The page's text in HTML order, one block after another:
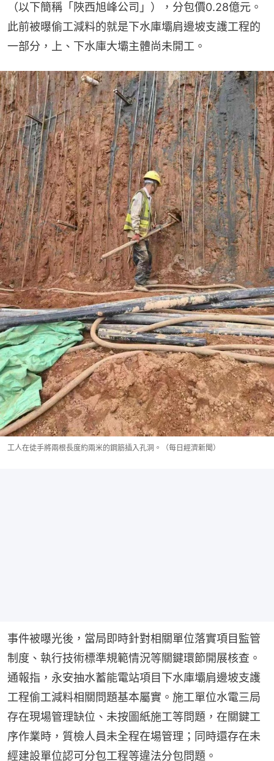
（以下簡稱「陜西旭峰公司」），分包價0.28億元。
此前被曝偷工減料的就是下水庫壩肩邊坡支護工程的
一部分，上、下水庫大壩主體尚未開工。
工人在徒手將兩根長度約兩米的鋼筋插入孔洞。（每日經濟新聞）
事件被曝光後，當局即時針對相關單位落實項目監管
制度、執行技術標準規範情況等關鍵環節開展核查。
通報指，永安抽水蓄能電站項目下水庫壩肩邊坡支護
工程偷工減料相關問題基本屬實。施工單位水電三局
存在現場管理缺位、未按圖紙施工等問題，在關鍵工
序作業時，質檢人員未全程在場管理；同時還存在未
經建設單位認可分包工程等違法分包問題。